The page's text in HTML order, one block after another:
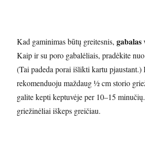
Kad gaminimas būtų greitesnis,gabalas
Kaip ir su poro gabalėliais, pradėkite
(Tai padeda porai išlikti kartu pjaustant.)
rekomenduoju maždaug ½ cm storio
galite kepti keptuvėje per 10–15
griežinėliai iškeps greičiau.